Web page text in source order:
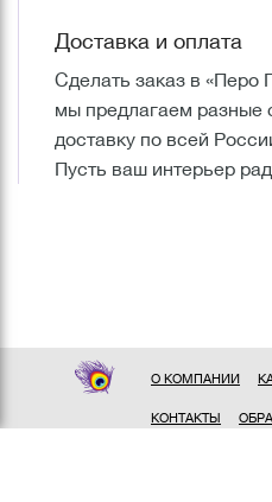
Доставка и оплата
Сделать заказ в «Перо
мы предлагаем разные
доставку по всей
Пусть ваш интерьер
О КОМПАНИИ
КОНТАКТЫ